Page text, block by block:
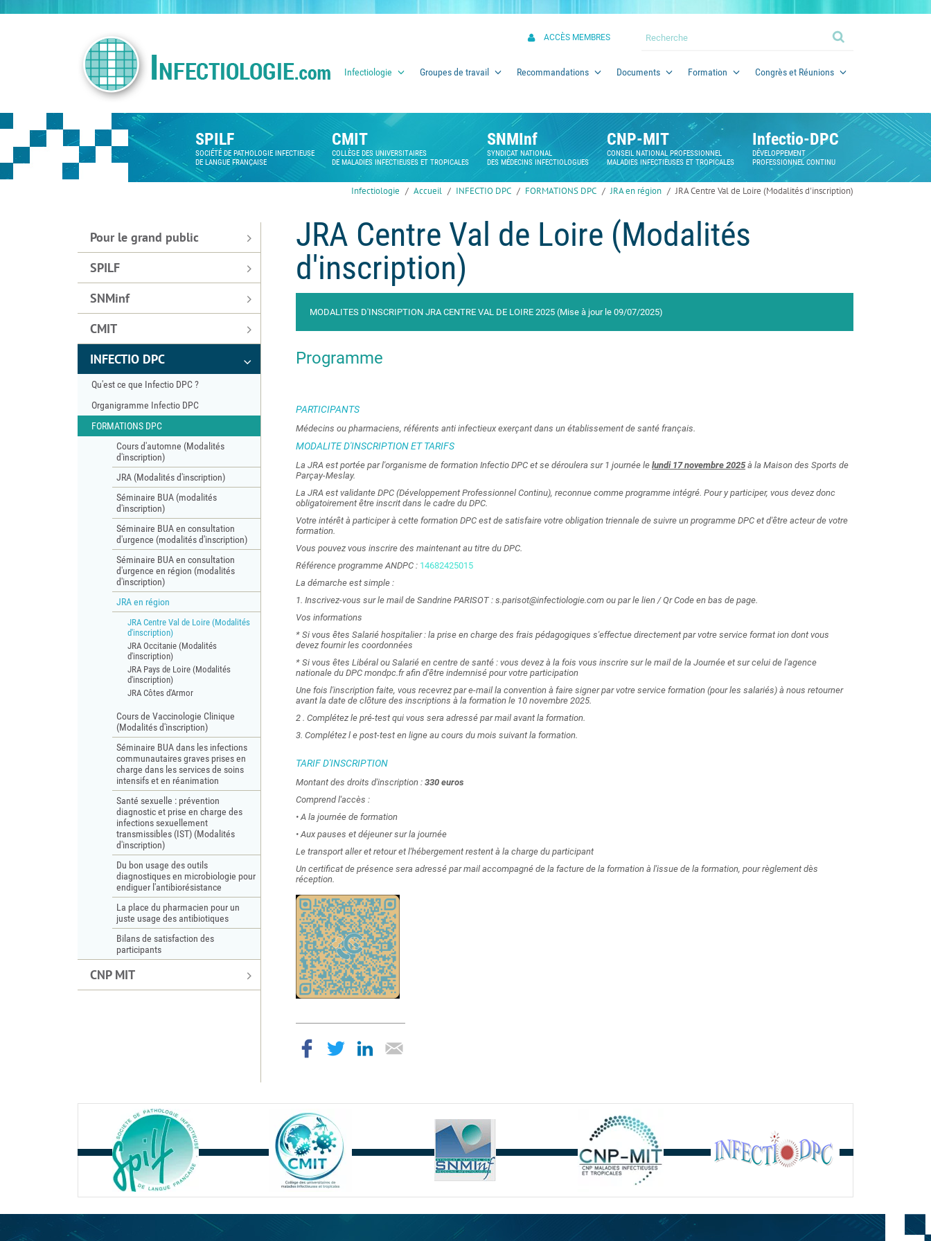
Infectiologie Groupes de travail Recommandations Documents Formation Congrès et Réunions
ACCÈS MEMBRES
SPILF
SOCIÉTÉ DE PATHOLOGIE INFECTIEUSE
DE LANGUE FRANÇAISE
CMIT
COLLÈGE DES UNIVERSITAIRES
DE MALADIES INFECTIEUSES ET TROPICALES
SNMInf
SYNDICAT NATIONAL
DES MÉDECINS INFECTIOLOGUES
CNP-MIT
CONSEIL NATIONAL PROFESSIONNEL
MALADIES INFECTIEUSES ET TROPICALES
Infectio-DPC
DÉVELOPPEMENT
PROFESSIONNEL CONTINU
Infectiologie Accueil INFECTIO DPC FORMATIONS DPC JRA en région JRA Centre Val de Loire (Modalités d'inscription)
JRA Centre Val de Loire (Modalités
d'inscription)
MODALITES D'INSCRIPTION JRA CENTRE VAL DE LOIRE 2025 (Mise à jour le 09/07/2025)
Programme
PARTICIPANTS
Médecins ou pharmaciens, référents anti infectieux exerçant dans un établissement de santé français.
MODALITE D'INSCRIPTION ET TARIFS
La JRA est portée par l'organisme de formation Infectio DPC et se déroulera sur 1 journée le lundi 17 novembre 2025à la Maison des Sports de
Parçay-Meslay.
La JRA est validante DPC (Développement Professionnel Continu), reconnue comme programme intégré. Pour y participer, vous devez donc
obligatoirement être inscrit dans le cadre du DPC.
Votre intérêt à participer à cette formation DPC est de satisfaire votre obligation triennale de suivre un programme DPC et d'être acteur de votre
formation.
Vous pouvez vous inscrire des maintenant au titre du DPC.
Référence programme ANDPC : 14682425015
La démarche est simple :
1. Inscrivez-vous sur le mail de Sandrine PARISOT : s.parisot@infectiologie.com ou par le lien / Qr Code en bas de page.
Vos informations
* Si vous êtes Salarié hospitalier : la prise en charge des frais pédagogiques s'effectue directement par votre service format ion dont vous
devez fournir les coordonnées
* Si vous êtes Libéral ou Salarié en centre de santé : vous devez à la fois vous inscrire sur le mail de la Journée et sur celui de l'agence
nationale du DPC mondpc.fr afin d'être indemnisé pour votre participation
Une fois l'inscription faite, vous recevrez par e-mail la convention à faire signer par votre service formation (pour les salariés) à nous retourner
avant la date de clôture des inscriptions à la formation le 10 novembre 2025.
2 . Complétez le pré-test qui vous sera adressé par mail avant la formation.
3. Complétez l e post-test en ligne au cours du mois suivant la formation.
TARIF D'INSCRIPTION
Montant des droits d'inscription : 330 euros
Comprend l'accès :
• A la journée de formation
• Aux pauses et déjeuner sur la journée
Le transport aller et retour et l'hébergement restent à la charge du participant
Un certificat de présence sera adressé par mail accompagné de la facture de la formation à l'issue de la formation, pour règlement dès
réception.
Pour le grand public
SPILF
SNMinf
CMIT
INFECTIO DPC
Qu'est ce que Infectio DPC ?
Organigramme Infectio DPC
FORMATIONS DPC
Cours d'automne (Modalités
d'inscription)
JRA (Modalités d'inscription)
Séminaire BUA (modalités
d'inscription)
Séminaire BUA en consultation
d'urgence (modalités d'inscription)
Séminaire BUA en consultation
d'urgence en région (modalités
d'inscription)
JRA en région
JRA Centre Val de Loire (Modalités
d'inscription)
JRA Occitanie (Modalités
d'inscription)
JRA Pays de Loire (Modalités
d'inscription)
JRA Côtes d'Armor
Cours de Vaccinologie Clinique
(Modalités d'inscription)
Séminaire BUA dans les infections
communautaires graves prises en
charge dans les services de soins
intensifs et en réanimation
Santé sexuelle : prévention
diagnostic et prise en charge des
infections sexuellement
transmissibles (IST) (Modalités
d'inscription)
Du bon usage des outils
diagnostiques en microbiologie pour
endiguer l'antibiorésistance
La place du pharmacien pour un
juste usage des antibiotiques
Bilans de satisfaction des
participants
CNP MIT